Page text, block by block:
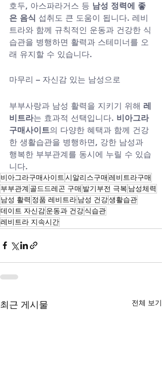
호두, 아스파라거스 등 남성 정력에 좋
은 음식 섭취도 큰 도움이 됩니다. 레비
트라와 함께 규칙적인 운동과 건강한 식
습관을 병행하면 활력과 스테미너를 오
래 유지할 수 있습니다.
마무리 – 자신감 있는 남성으로
부부사랑과 남성 활력을 지키기 위해 레
비트라는 효과적 선택입니다. 비아그라
구매사이트의 다양한 혜택과 함께 건강
한 생활습관을 병행하면, 강한 남성과
행복한 부부관계를 동시에 누릴 수 있습
니다.
비아그라구매사이트시알리스구매 레비트라구매
부부관계 골드드레곤 구매 발기부전 극복 남성체력
남성 활력 정품 레비트라남성 건강생활습관
데이트 자신감운동과 건강식습관
레비트라 지속시간
최근 게시물 전체 보기